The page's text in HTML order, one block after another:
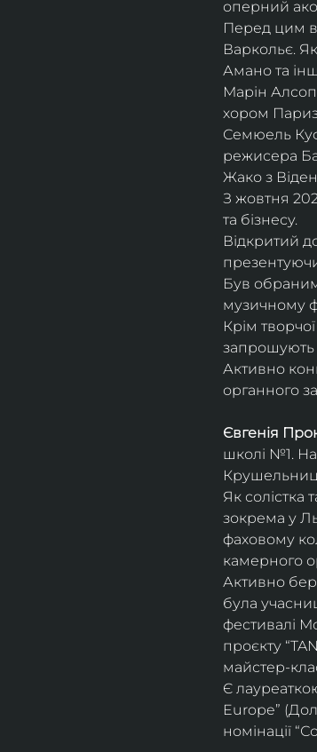
оперний
Перед цим
Варкольє.
Амано та
Марін
хором
Семюель
режисера
Жако з
З жовтня
та бізнесу.
Відкритий
Був обраним
музичному
Крім
запрошують
Активно
органного
Євгенія
школі №1.
Як солістка
зокрема у
фаховому
камерного
Активно
була
фестивалі
проєкту
майстер-
Є
Europe”
номінації